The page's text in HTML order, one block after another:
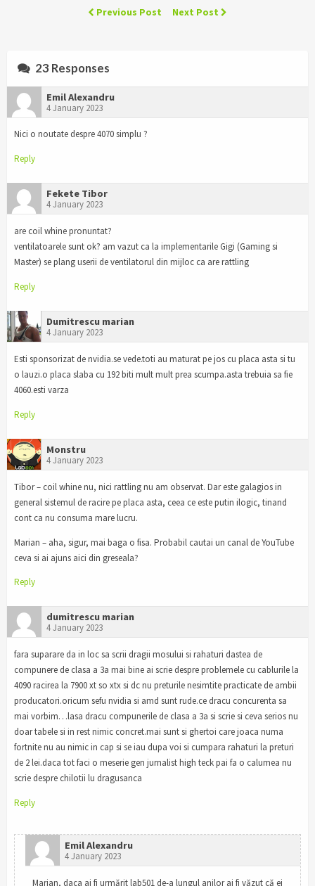
Previous Post Next Post
23 Responses
Emil Alexandru
4 January 2023
Nici o noutate despre 4070 simplu ?
Reply
Fekete Tibor
4 January 2023
are coil whine pronuntat?
ventilatoarele sunt ok? am vazut ca la implementarile Gigi (Gaming si
Master) se plang userii de ventilatorul din mijloc ca are rattling
Reply
Dumitrescu marian
4 January 2023
Esti sponsorizat de nvidia.se vede.toti au maturat pe jos cu placa asta si tu
o lauzi.o placa slaba cu 192 biti mult mult prea scumpa.asta trebuia sa fie
4060.esti varza
Reply
Monstru
4 January 2023
Tibor – coil whine nu, nici rattling nu am observat. Dar este galagios in
general sistemul de racire pe placa asta, ceea ce este putin ilogic, tinand
cont ca nu consuma mare lucru.
Marian – aha, sigur, mai baga o fisa. Probabil cautai un canal de YouTube
ceva si ai ajuns aici din greseala?
Reply
dumitrescu marian
4 January 2023
fara suparare da in loc sa scrii dragii mosului si rahaturi dastea de
compunere de clasa a 3a mai bine ai scrie despre problemele cu cablurile la
4090 racirea la 7900 xt so xtx si dc nu preturile nesimtite practicate de ambii
producatori.oricum sefu nvidia si amd sunt rude.ce dracu concurenta sa
mai vorbim…lasa dracu compunerile de clasa a 3a si scrie si ceva serios nu
doar tabele si in rest nimic concret.mai sunt si ghertoi care joaca numa
fortnite nu au nimic in cap si se iau dupa voi si cumpara rahaturi la preturi
de 2 lei.daca tot faci o meserie gen jurnalist high teck pai fa o calumea nu
scrie despre chilotii lu dragusanca
Reply
Emil Alexandru
4 January 2023
Marian, daca ai fi urmărit lab501 de-a lungul anilor ai fi văzut că ei